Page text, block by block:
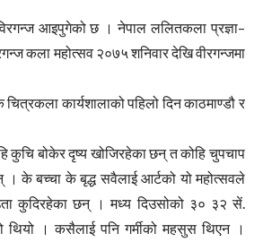
आइपुगेको छ । नेपाल ललितकला प्रज्ञा–
कला महोत्सव २०७५ शनिवार देखि वीरगन्जमा
कार्यशालाको पहिलो दिन काठमाण्डौ र
कुचि बोकेर दृष्य खोजिरहेका छन् त कोहि चुपचाप
। के बच्चा के बृद्ध सवैलाई आर्टको यो महोत्सवले
कुदिरहेका छन् । मध्य दिउसोको ३० ३२ सें.
थियो । कसैलाई पनि गर्मीको महसुस थिएन ।